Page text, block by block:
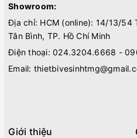
Showroom:
Địa chỉ: HCM (online): 14/13/54
Tân Bình, TP. Hồ Chí Minh
Điện thoại: 024.3204.6668 -
Email:
Giới thiệu